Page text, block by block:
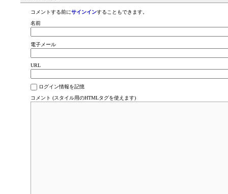
コメントする前にサインインすることもできます。
名前
電子メール
URL
ログイン情報を記憶
コメント (スタイル用のHTMLタグを使えます)